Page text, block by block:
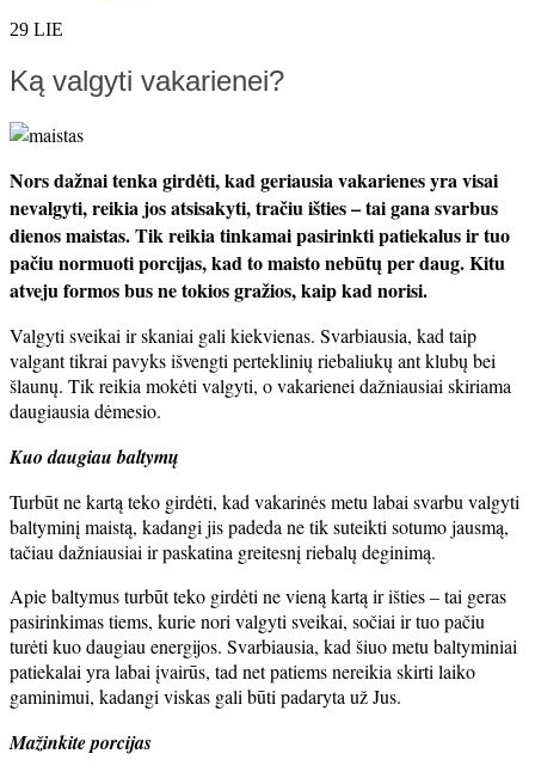
29 LIE
Ką valgyti vakarienei?
Nors dažnai tenka girdėti, kad geriausia vakarienes yra visai
nevalgyti, reikia jos atsisakyti, tračiu išties – tai gana svarbus
dienos maistas. Tik reikia tinkamai pasirinkti patiekalus ir tuo
pačiu normuoti porcijas, kad to maisto nebūtų per daug. Kitu
atveju formos bus ne tokios gražios, kaip kad norisi.
Valgyti sveikai ir skaniai gali kiekvienas. Svarbiausia, kad taip
valgant tikrai pavyks išvengti perteklinių riebaliukų ant klubų bei
šlaunų. Tik reikia mokėti valgyti, o vakarienei dažniausiai skiriama
daugiausia dėmesio.
Kuo daugiau baltymų
Turbūt ne kartą teko girdėti, kad vakarinės metu labai svarbu valgyti
baltyminį maistą, kadangi jis padeda ne tik suteikti sotumo jausmą,
tačiau dažniausiai ir paskatina greitesnį riebalų deginimą.
Apie baltymus turbūt teko girdėti ne vieną kartą ir išties – tai geras
pasirinkimas tiems, kurie nori valgyti sveikai, sočiai ir tuo pačiu
turėti kuo daugiau energijos. Svarbiausia, kad šiuo metu baltyminiai
patiekalai yra labai įvairūs, tad net patiems nereikia skirti laiko
gaminimui, kadangi viskas gali būti padaryta už Jus.
Mažinkite porcijas